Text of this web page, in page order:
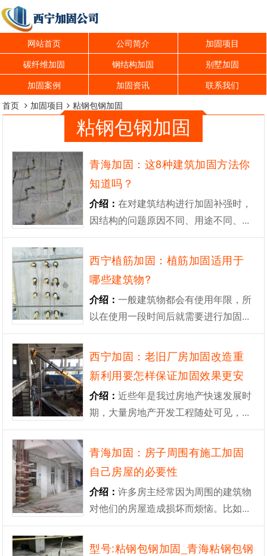
网站首页 公司简介
加固项目
碳纤维加固
钢结构加固
别墅加固
加固案例
加固资讯
联系我们
首页
加固项目 粘钢包钢加固
粘钢包钢加固
青海加固：这8种建筑加固方法你
知道吗？
介绍：在对建筑结构进行加固补强时，
因结构的问题原因不同、用途不同、...
西宁植筋加固：植筋加固适用于
哪些建筑物?
介绍：一般建筑物都会有使用年限，所
以在使用一段时间后就需要进行加固...
西宁加固：老旧厂房加固改造重
新利用要怎样保证加固效果更安
全?
介绍：近些年是我过房地产快速发展时
期，大量房地产开发工程随处可见，...
青海加固：房子周围有施工加固
自己房屋的必要性
介绍：许多房主经常因为周围的建筑物
对他们的房屋造成损坏而烦恼。比如...
型号:粘钢包钢加固_青海粘钢包钢